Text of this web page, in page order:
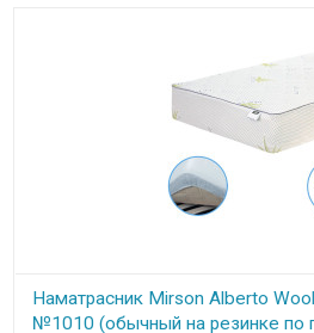
Наматрасник Mirson Alberto
№1010 (обычный на резинке по